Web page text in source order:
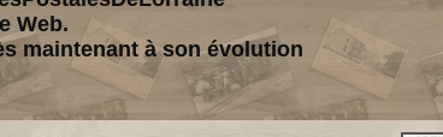
Web.
maintenant à son évolution